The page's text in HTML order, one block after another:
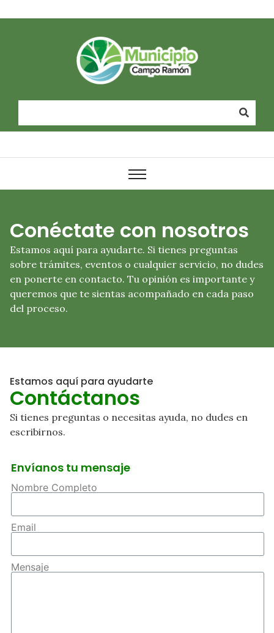
Conéctate con nosotros
Estamos aquí para ayudarte. Si tienes preguntas
sobre trámites, eventos o cualquier servicio, no dudes
en ponerte en contacto. Tu opinión es importante y
queremos que te sientas acompañado en cada paso
del proceso.
Estamos aquí para ayudarte
Contáctanos
Si tienes preguntas o necesitas ayuda, no dudes en
escribirnos.
Envíanos tu mensaje
Nombre Completo
Email
Mensaje